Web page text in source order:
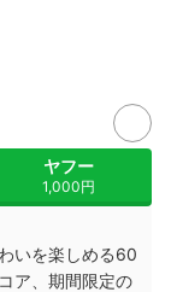
ヤフー
1,000円
いを楽しめる60
ア、期間限定の